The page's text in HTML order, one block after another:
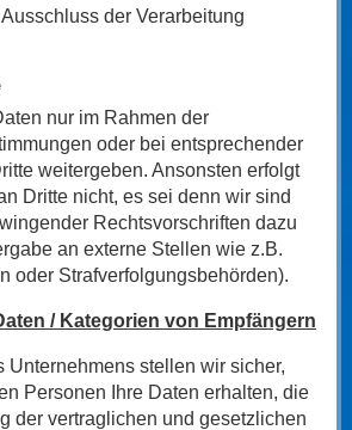
der Verarbeitung
nur im Rahmen der
oder bei entsprechender
weitergeben. Ansonsten erfolgt
Dritte nicht, es sei denn wir sind
Rechtsvorschriften dazu
an externe Stellen wie z.B.
oder Strafverfolgungsbehörden).
/ Kategorien von Empfängern
Unternehmens stellen wir sicher,
Personen Ihre Daten erhalten, die
der vertraglichen und gesetzlichen